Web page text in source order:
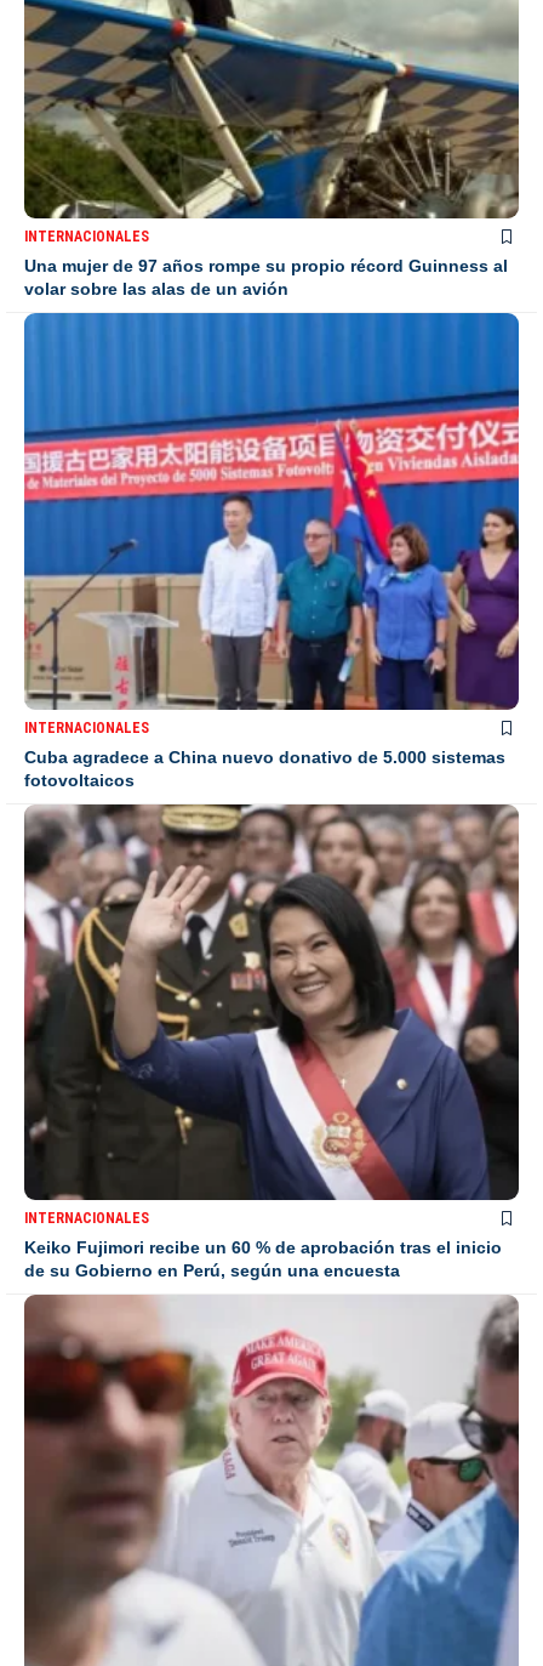
INTERNACIONALES
Una mujer de 97 años rompe su propio récord Guinness al
volar sobre las alas de un avión
INTERNACIONALES
Cuba agradece a China nuevo donativo de 5.000 sistemas
fotovoltaicos
INTERNACIONALES
Keiko Fujimori recibe un 60 % de aprobación tras el inicio
de su Gobierno en Perú, según una encuesta